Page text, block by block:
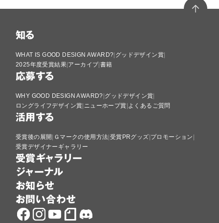
知る
WHAT IS GOOD DESIGN AWARD? グッドデザイン賞
2025年度受賞結果 アーカイブ 書籍
応募する
WHY GOOD DESIGN AWARD? グッドデザイン賞
ロングライフデザイン賞 ニューホープ賞 よくあるご質問
活用する
受賞後の展開 Ｇマークの使用方法 受賞PRグッズ プロモーション
受賞デザイナーギャラリー
受賞ギャラリー
ジャーナル
お知らせ
お問い合わせ